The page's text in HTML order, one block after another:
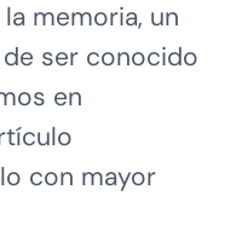
memoria, un
ser conocido
en
con mayor